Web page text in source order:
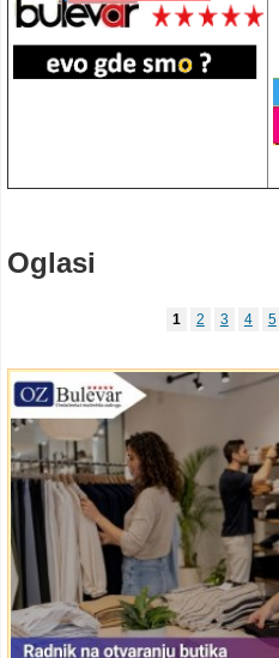
Oglasi
1 2 3 4 5